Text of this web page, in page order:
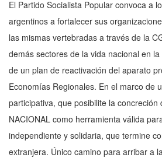
El Partido Socialista Popular convoca a
argentinos a fortalecer sus
las mismas vertebradas a través de la
demás sectores de la vida nacional en
de un plan de reactivación del aparato
Economías Regionales. En el marco de
participativa, que posibilite la concreción
NACIONAL como herra­mienta válida
independiente y solidaria, que termine
extranjera. Único camino para arribar a